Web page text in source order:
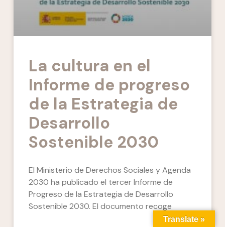
La cultura en el
Informe de progreso
de la Estrategia de
Desarrollo
Sostenible 2030
El Ministerio de Derechos Sociales y Agenda
2030 ha publicado el tercer Informe de
Progreso de la Estrategia de Desarrollo
Sostenible 2030. El documento recoge
Translate »